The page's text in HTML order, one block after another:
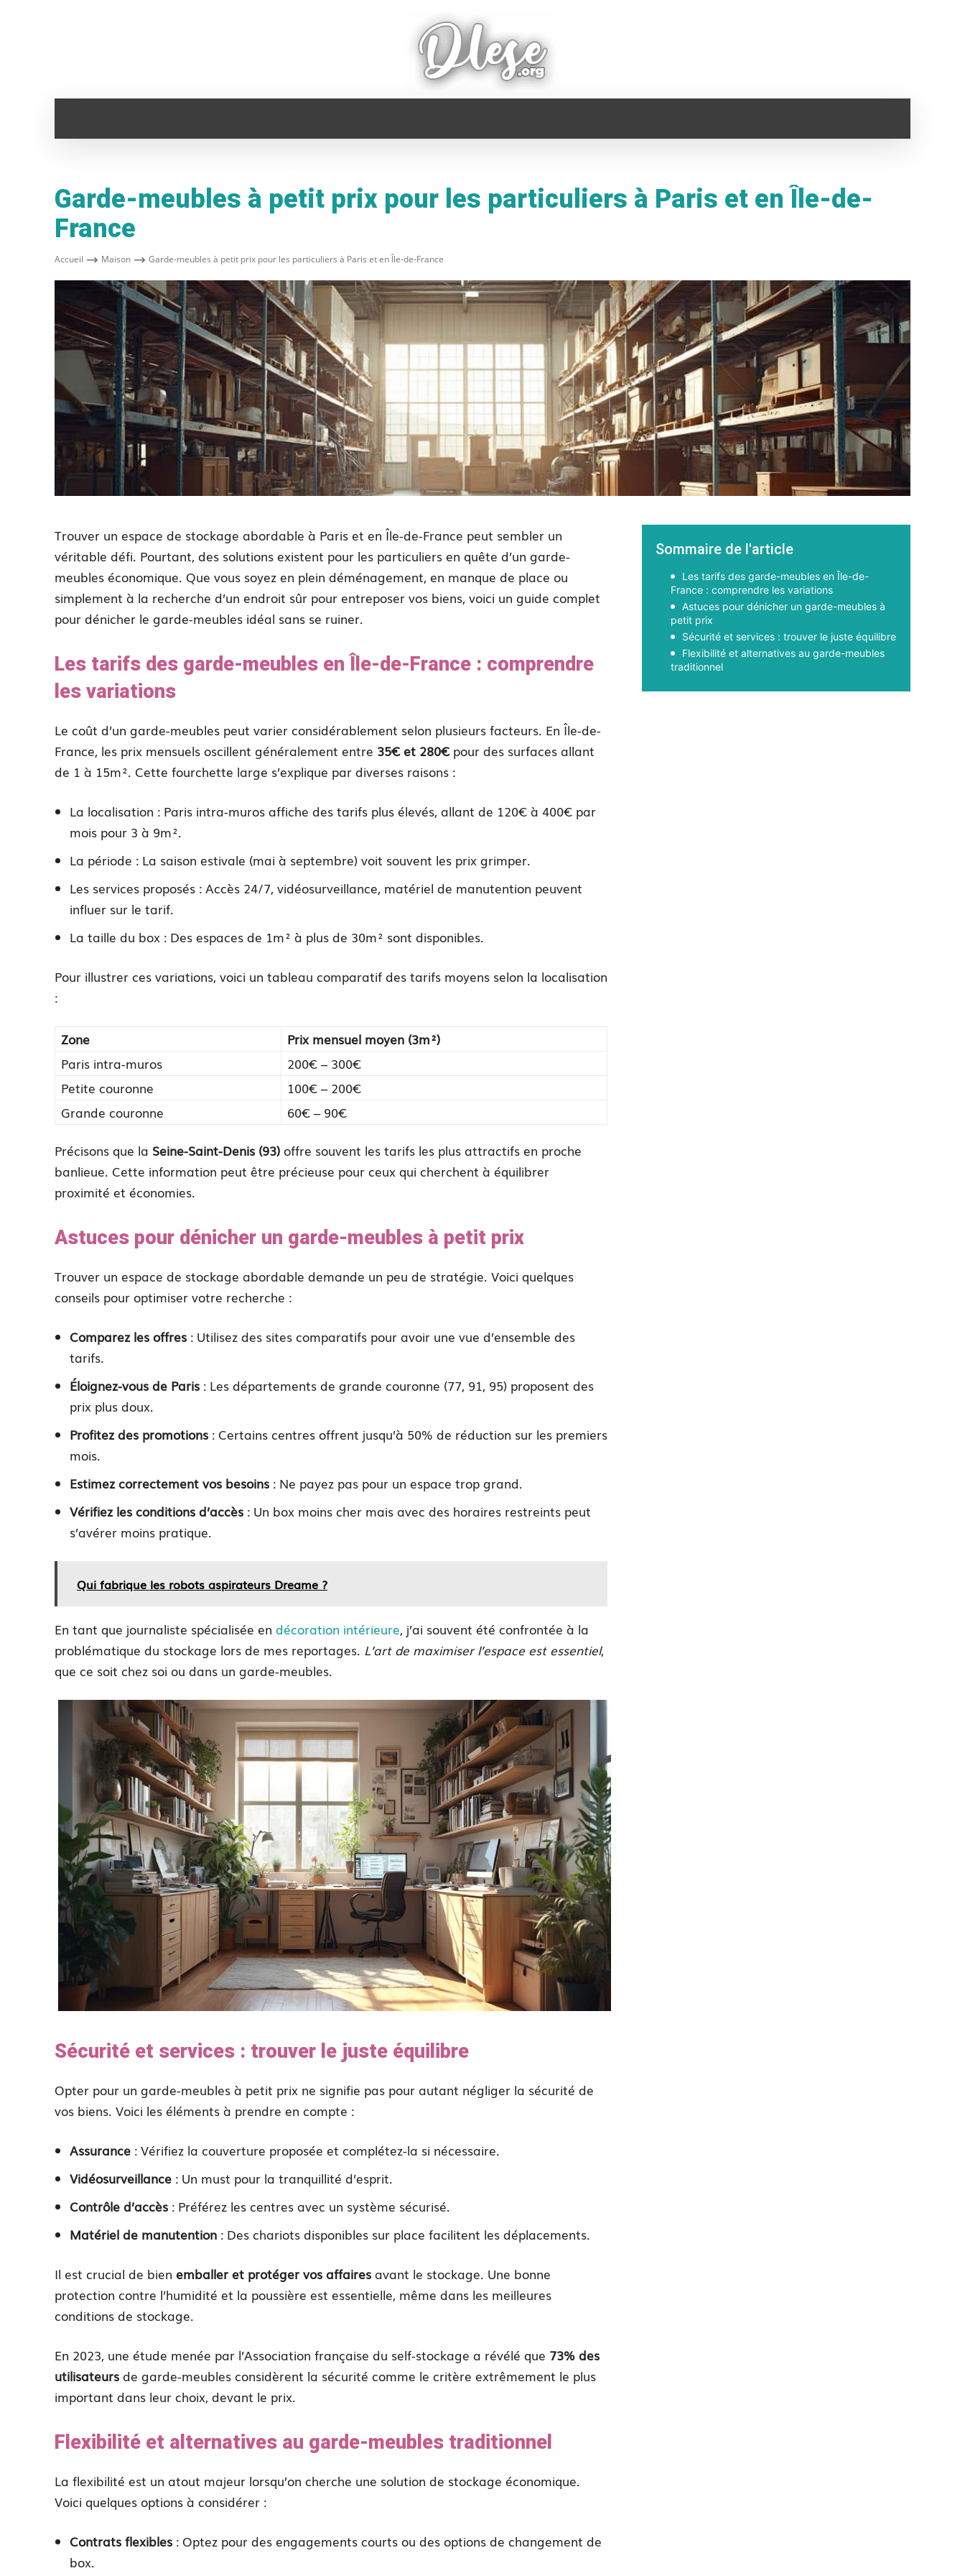
Garde-meubles à petit prix pour les particuliers à Paris et en Île-de-
France
Accueil Maison Garde-meubles à petit prix pour les particuliers à Paris et en Île-de-France
Trouver un espace de stockage abordable à Paris et en Île-de-France peut sembler un
véritable défi. Pourtant, des solutions existent pour les particuliers en quête d’un garde-
meubles économique. Que vous soyez en plein déménagement, en manque de place ou
simplement à la recherche d’un endroit sûr pour entreposer vos biens, voici un guide complet
pour dénicher le garde-meubles idéal sans se ruiner.
Les tarifs des garde-meubles en Île-de-France : comprendre
les variations
Le coût d’un garde-meubles peut varier considérablement selon plusieurs facteurs. En Île-de-
France, les prix mensuels oscillent généralement entre 35€ et 280€pour des surfaces allant
de 1 à 15m². Cette fourchette large s’explique par diverses raisons :
La localisation : Paris intra-muros affiche des tarifs plus élevés, allant de 120€ à 400€ par
mois pour 3 à 9m².
La période : La saison estivale (mai à septembre) voit souvent les prix grimper.
Les services proposés : Accès 24/7, vidéosurveillance, matériel de manutention peuvent
influer sur le tarif.
La taille du box : Des espaces de 1m² à plus de 30m² sont disponibles.
Pour illustrer ces variations, voici un tableau comparatif des tarifs moyens selon la localisation
:
Zone
Prix mensuel moyen (3m²)
Paris intra-muros
200€ – 300€
Petite couronne
100€ – 200€
Grande couronne
60€ – 90€
Précisons que la Seine-Saint-Denis (93) offre souvent les tarifs les plus attractifs en proche
banlieue. Cette information peut être précieuse pour ceux qui cherchent à équilibrer
proximité et économies.
Astuces pour dénicher un garde-meubles à petit prix
Trouver un espace de stockage abordable demande un peu de stratégie. Voici quelques
conseils pour optimiser votre recherche :
Comparez les offres : Utilisez des sites comparatifs pour avoir une vue d’ensemble des
tarifs.
Éloignez-vous de Paris : Les départements de grande couronne (77, 91, 95) proposent des
prix plus doux.
Profitez des promotions : Certains centres offrent jusqu’à 50% de réduction sur les premiers
mois.
Estimez correctement vos besoins : Ne payez pas pour un espace trop grand.
Vérifiez les conditions d’accès : Un box moins cher mais avec des horaires restreints peut
s’avérer moins pratique.
Qui fabrique les robots aspirateurs Dreame ?
En tant que journaliste spécialisée en décoration intérieure, j’ai souvent été confrontée à la
problématique du stockage lors de mes reportages. L’art de maximiser l’espace est essentiel,
que ce soit chez soi ou dans un garde-meubles.
Sécurité et services : trouver le juste équilibre
Opter pour un garde-meubles à petit prix ne signifie pas pour autant négliger la sécurité de
vos biens. Voici les éléments à prendre en compte :
Assurance : Vérifiez la couverture proposée et complétez-la si nécessaire.
Vidéosurveillance : Un must pour la tranquillité d’esprit.
Contrôle d’accès : Préférez les centres avec un système sécurisé.
Matériel de manutention : Des chariots disponibles sur place facilitent les déplacements.
Il est crucial de bien emballer et protéger vos affaires avant le stockage. Une bonne
protection contre l’humidité et la poussière est essentielle, même dans les meilleures
conditions de stockage.
En 2023, une étude menée par l’Association française du self-stockage a révélé que 73% des
utilisateurs de garde-meubles considèrent la sécurité comme le critère extrêmement le plus
important dans leur choix, devant le prix.
Flexibilité et alternatives au garde-meubles traditionnel
La flexibilité est un atout majeur lorsqu’on cherche une solution de stockage économique.
Voici quelques options à considérer :
Contrats flexibles : Optez pour des engagements courts ou des options de changement de
box.
Sommaire de l'article
Les tarifs des garde-meubles en Île-de-
France : comprendre les variations
Astuces pour dénicher un garde-meubles à
petit prix
Sécurité et services : trouver le juste équilibre
Flexibilité et alternatives au garde-meubles
traditionnel